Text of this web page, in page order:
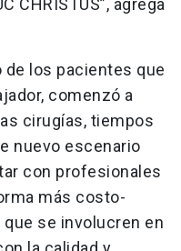
CHRISTUS”, agrega
los pacientes que
comenzó a
cirugías, tiempos
nuevo escenario
con profesionales
más costo-
se involucren en